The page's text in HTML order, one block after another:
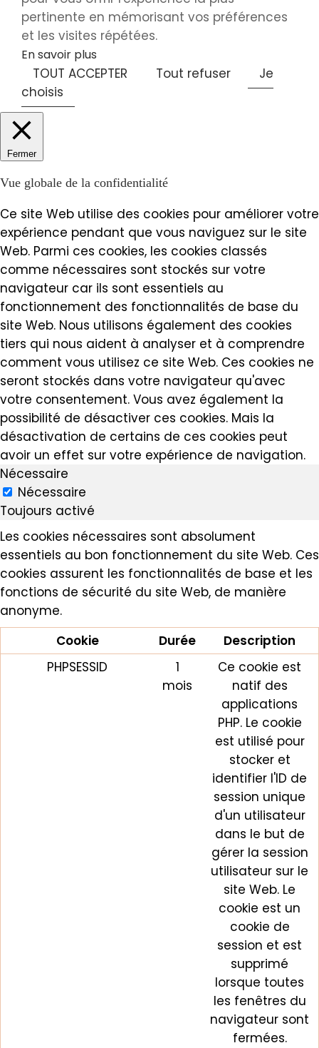
pertinente en mémorisant vos préférences
et les visites répétées.
En savoir plus
TOUT ACCEPTER Tout refuser
Je
choisis
Fermer
Vue globale de la confidentialité
Ce site Web utilise des cookies pour améliorer votre
expérience pendant que vous naviguez sur le site
Web. Parmi ces cookies, les cookies classés
comme nécessaires sont stockés sur votre
navigateur car ils sont essentiels au
fonctionnement des fonctionnalités de base du
site Web. Nous utilisons également des cookies
tiers qui nous aident à analyser et à comprendre
comment vous utilisez ce site Web. Ces cookies ne
seront stockés dans votre navigateur qu'avec
votre consentement. Vous avez également la
possibilité de désactiver ces cookies. Mais la
désactivation de certains de ces cookies peut
avoir un effet sur votre expérience de navigation.
Nécessaire
Nécessaire
Toujours activé
Les cookies nécessaires sont absolument
essentiels au bon fonctionnement du site Web. Ces
cookies assurent les fonctionnalités de base et les
fonctions de sécurité du site Web, de manière
anonyme.
Cookie
Durée
Description
PHPSESSID
1
mois
Ce cookie est
natif des
applications
PHP. Le cookie
est utilisé pour
stocker et
identifier l'ID de
session unique
d'un utilisateur
dans le but de
gérer la session
utilisateur sur le
site Web. Le
cookie est un
cookie de
session et est
supprimé
lorsque toutes
les fenêtres du
navigateur sont
fermées.